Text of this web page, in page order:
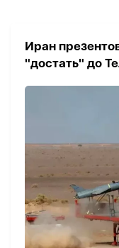
Иран
"достать" до